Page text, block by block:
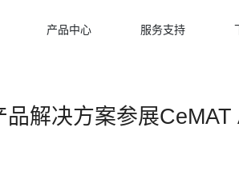
产品中心 服务支持
解决方案参展CeMAT